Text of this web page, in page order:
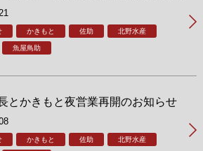
かきもと 佐助 北野水産
魚屋鳥助
とかきもと夜営業再開のお知らせ
かきもと 佐助 北野水産